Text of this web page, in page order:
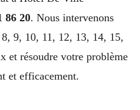
86 20. Nous intervenons
9, 10, 11, 12, 13, 14, 15,
et résoudre votre problème
et efficacement.